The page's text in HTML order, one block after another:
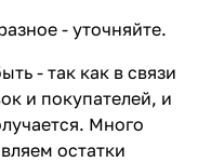
- уточняйте.
- так как в связи
и покупателей, и
Много
остатки